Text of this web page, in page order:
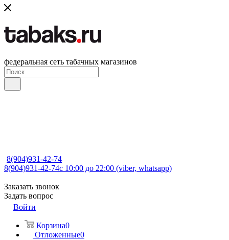
федеральная сеть табачных магазинов
8(904)931-42-74
8(904)931-42-74с 10:00 до 22:00 (viber, whatsapp)
Заказать звонок
Задать вопрос
Войти
Корзина0
Отложенные0